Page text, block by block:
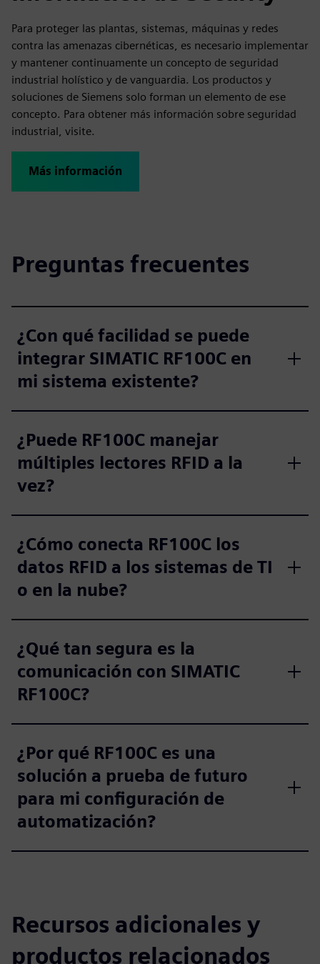
Para proteger las plantas, sistemas, máquinas y redes
contra las amenazas cibernéticas, es necesario implementar
y mantener continuamente un concepto de seguridad
industrial holístico y de vanguardia. Los productos y
soluciones de Siemens solo forman un elemento de ese
concepto. Para obtener más información sobre seguridad
industrial, visite.
Más información
Preguntas frecuentes
¿Con qué facilidad se puede
integrar SIMATIC RF100C en
mi sistema existente?
¿Puede RF100C manejar
múltiples lectores RFID a la
vez?
¿Cómo conecta RF100C los
datos RFID a los sistemas de TI
o en la nube?
¿Qué tan segura es la
comunicación con SIMATIC
RF100C?
¿Por qué RF100C es una
solución a prueba de futuro
para mi configuración de
automatización?
Recursos adicionales y
productos relacionados